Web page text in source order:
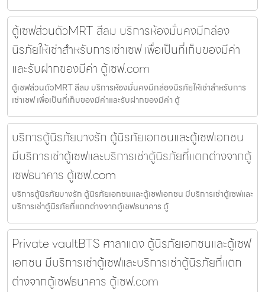
ตู้เซฟส่วนตัวMRT สีลม บริการห้องมั่นคงมีกล่อง
นิรภัยให้เช่าสำหรับการเช่าเซฟ เพื่อเป็นที่เก็บของมีค่า
และรับฝากของมีค่า ตู้เซฟ.com
ตู้เซฟส่วนตัวMRT สีลม บริการห้องมั่นคงมีกล่องนิรภัยให้เช่าสำหรับการ
เช่าเซฟ เพื่อเป็นที่เก็บของมีค่าและรับฝากของมีค่า ตู้
บริการตู้นิรภัยบางรัก ตู้นิรภัยเอกชนและตู้เซฟเอกชน
มีบริการเช่าตู้เซฟและบริการเช่าตู้นิรภัยที่แตกต่างจากตู้
เซฟธนาคาร ตู้เซฟ.com
บริการตู้นิรภัยบางรัก ตู้นิรภัยเอกชนและตู้เซฟเอกชน มีบริการเช่าตู้เซฟและ
บริการเช่าตู้นิรภัยที่แตกต่างจากตู้เซฟธนาคาร ตู้
Private vaultBTS ศาลาแดง ตู้นิรภัยเอกชนและตู้เซฟ
เอกชน มีบริการเช่าตู้เซฟและบริการเช่าตู้นิรภัยที่แตก
ต่างจากตู้เซฟธนาคาร ตู้เซฟ.com